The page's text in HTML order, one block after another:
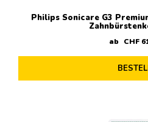
Philips Sonicare G3
ab CHF